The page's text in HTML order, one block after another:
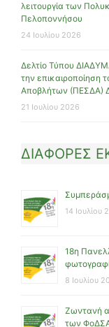
λειτουργία των
Πελοποννήσου
24 Ιουλίου 2026
Δελτίο Τύπου
την επικαιροποίηση
Αποβλήτων (ΠΕΣΔΑ)
21 Ιουλίου 2026
ΔΙΑΦΟΡΕΣ
14 Ιουλίου
18η
8 Ιουλίου
Ζωντανή
των